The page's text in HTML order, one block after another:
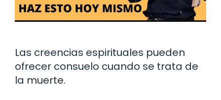
Las creencias espirituales pueden
ofrecer consuelo cuando se trata de
la muerte.